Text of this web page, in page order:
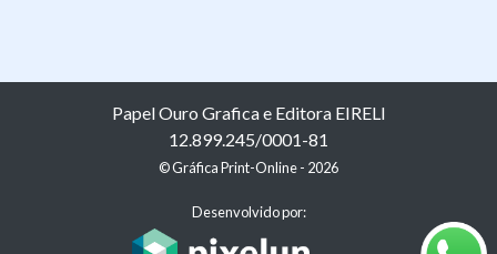
Papel Ouro Grafica e Editora EIRELI
12.899.245/0001-81
© Gráfica Print-Online - 2026
Desenvolvido por: